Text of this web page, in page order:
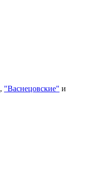
, "Васнецовские" и